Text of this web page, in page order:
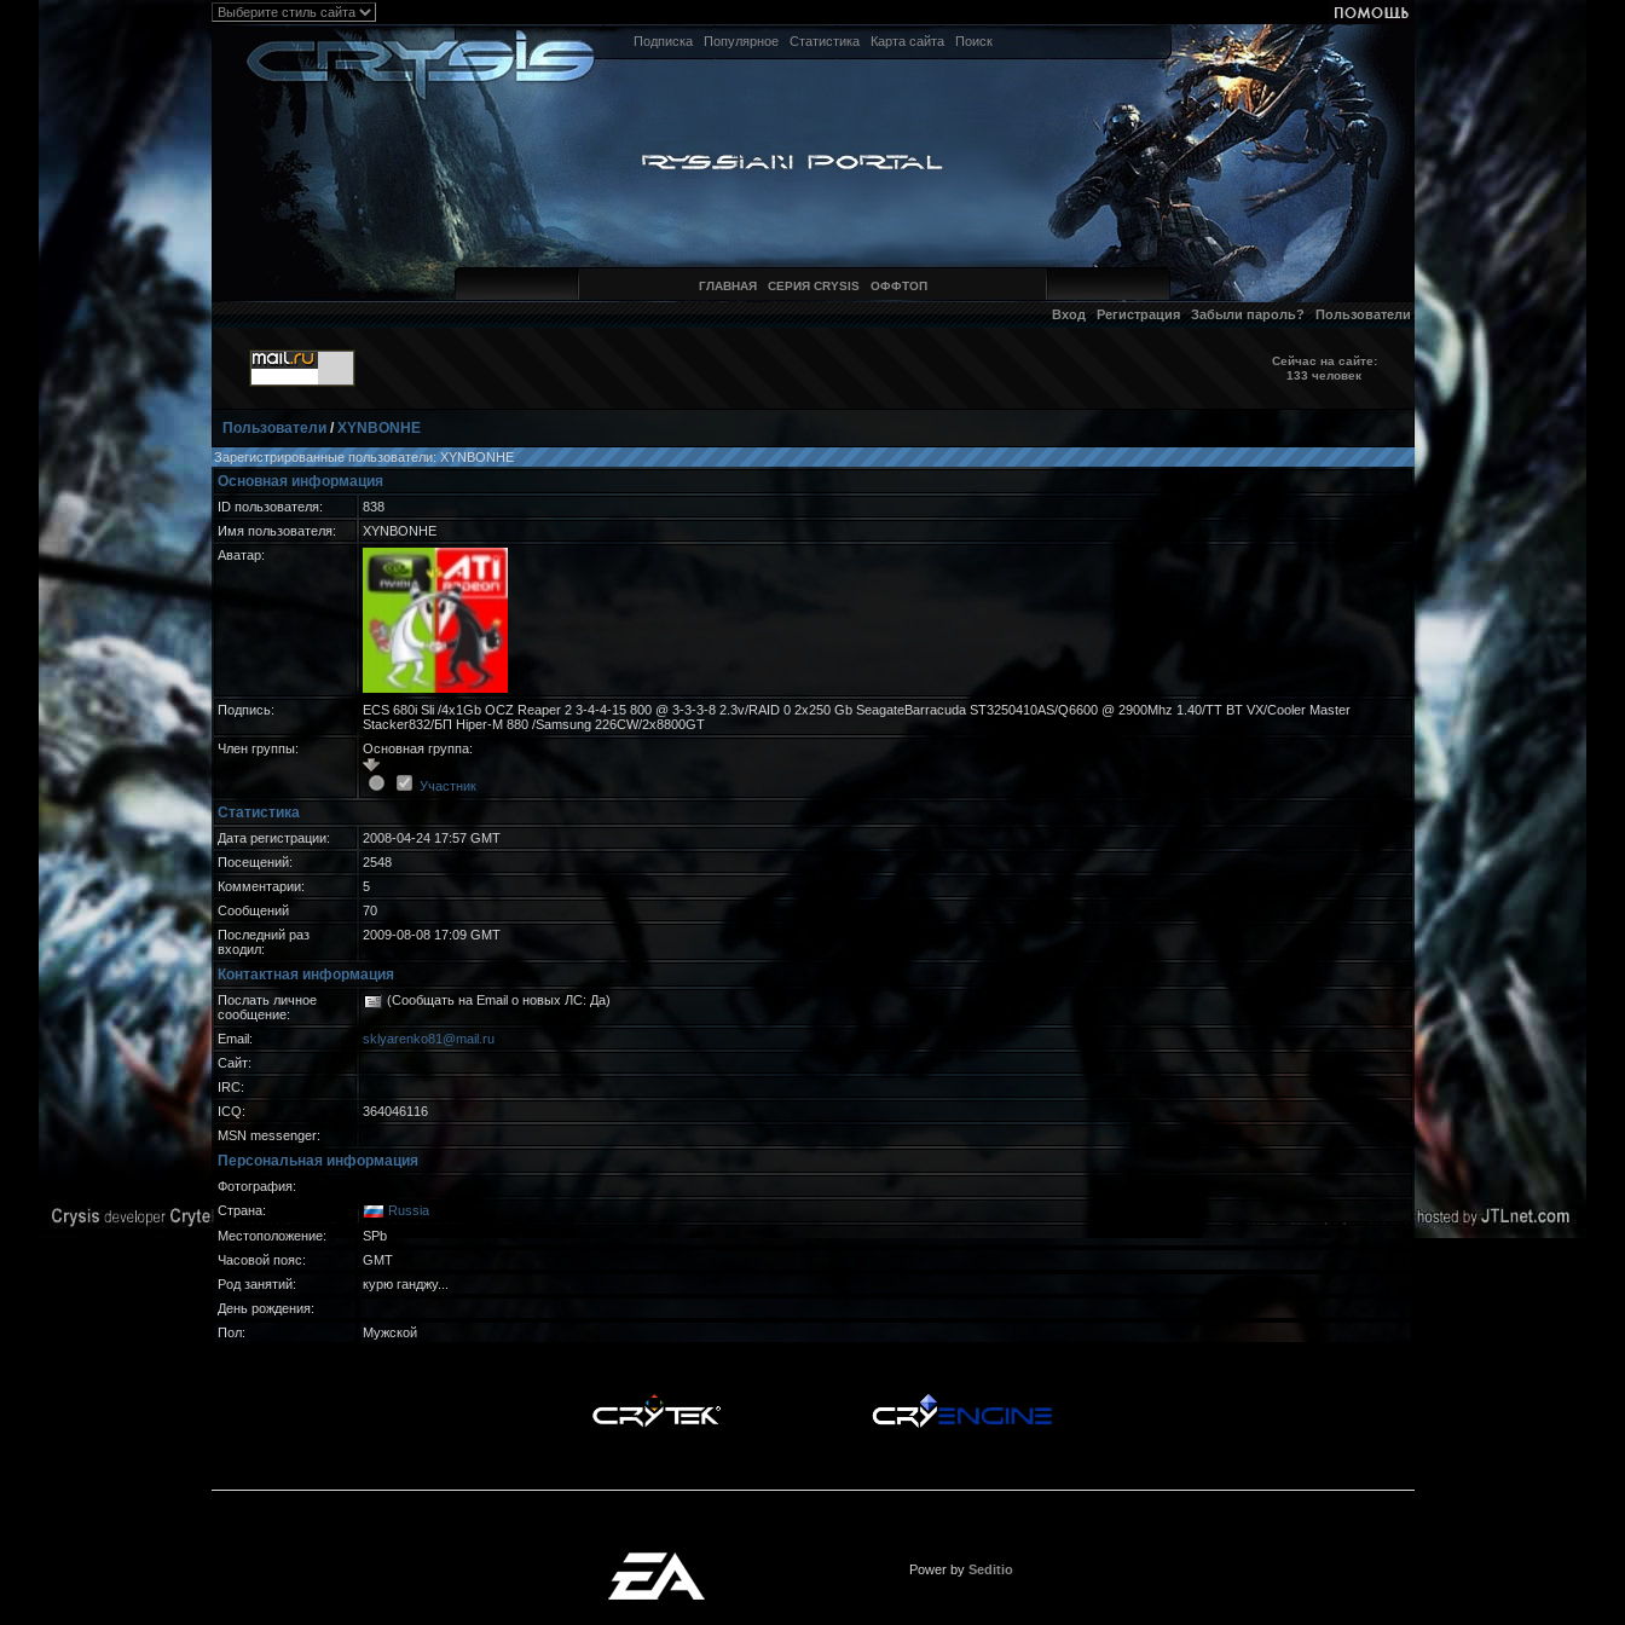
Подписка Популярное Статистика Карта сайта Поиск
ГЛАВНАЯ СЕРИЯ CRYSIS ОФФТОП
Вход Регистрация Забыли пароль? Пользователи
Сейчас на сайте:
133 человек
Пользователи/XYNBONHE
Зарегистрированные пользователи: XYNBONHE
Основная информация
ID пользователя:
838
Имя пользователя:
XYNBONHE
Аватар:
Подпись:
ECS 680i Sli /4x1Gb OCZ Reaper 2 3-4-4-15 800 @ 3-3-3-8 2.3v/RAID 0 2x250 Gb SeagateBarracuda ST3250410AS/Q6600 @ 2900Mhz 1.40/TT BT VX/Cooler Master
Stacker832/БП Hiper-М 880 /Samsung 226CW/2x8800GT
Член группы:
Основная группа:
Участник
Статистика
Дата регистрации:
2008-04-24 17:57 GMT
Посещений:
2548
Комментарии:
5
Сообщений
70
Последний раз
входил:
2009-08-08 17:09 GMT
Контактная информация
Послать личное
сообщение:
(Сообщать на Email о новых ЛС: Да)
Email:
sklyarenko81@mail.ru
Сайт:
IRC:
ICQ:
364046116
MSN messenger:
Персональная информация
Фотография:
Страна:
Russia
Местоположение:
SPb
Часовой пояс:
GMT
Род занятий:
курю ганджу...
День рождения:
Пол:
Мужской
Power by Seditio